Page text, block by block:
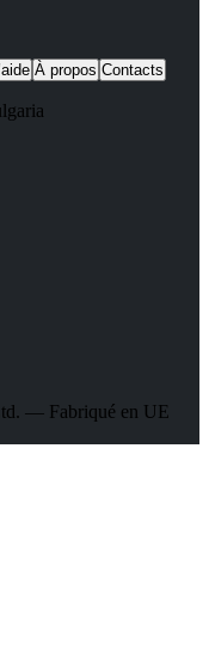
À propos Contacts
— Fabriqué en UE